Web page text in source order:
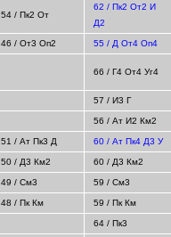
54 / Пк2 От
62 / Пк2 От2 И
Д2
46 / От3 Оп2 55 / Д От4 Оп4
66 / Г4 От4 Уг4
57 / И3 Г
56 / Ат И2 Км2
51 / Ат Пк3 Д 60 / Ат Пк4 Д3 У
50 / Д3 Км2 60 / Д3 Км2
49 / См3 59 / См3
48 / Пк Км 59 / Пк Км
64 / Пк3